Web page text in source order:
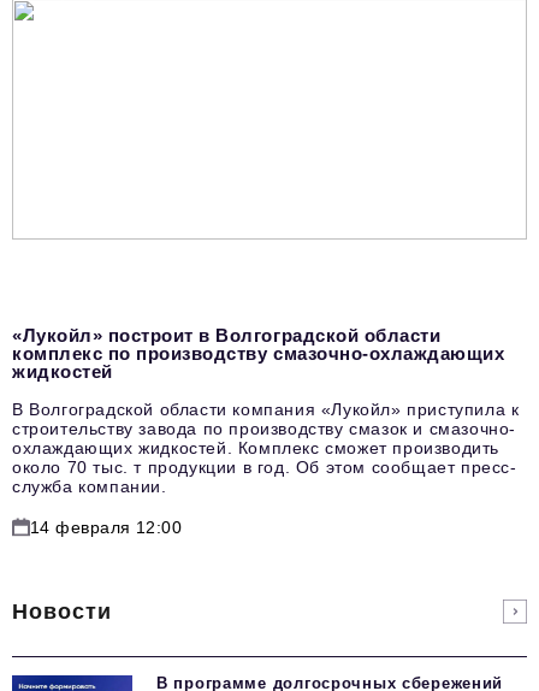
«Лукойл» построит в Волгоградской области
комплекс по производству смазочно-охлаждающих
жидкостей
В Волгоградской области компания «Лукойл» приступила к
строительству завода по производству смазок и смазочно-
охлаждающих жидкостей. Комплекс сможет производить
около 70 тыс. т продукции в год. Об этом сообщает пресс-
служба компании.
14 февраля 12:00
Новости
В программе долгосрочных сбережений